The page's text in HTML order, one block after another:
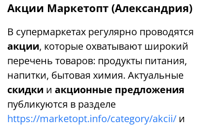
Акции Маркетопт (Александрия)
В супермаркетах регулярно проводятся
акции, которые охватывают широкий
перечень товаров: продукты питания,
напитки, бытовая химия. Актуальные
скидки и акционные предложения
публикуются в разделе
https://marketopt.info/category/akcii/ и